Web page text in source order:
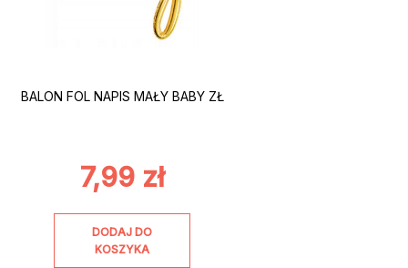
BALON FOL NAPIS MAŁY BABY ZŁ
7,99 zł
DODAJ DO
KOSZYKA